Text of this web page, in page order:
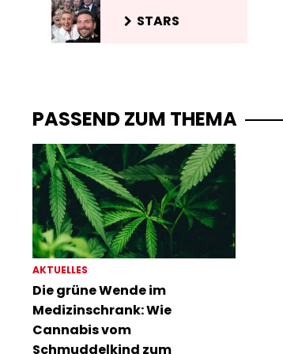
STARS
PASSEND ZUM THEMA
AKTUELLES
Die grüne Wende im
Medizinschrank: Wie
Cannabis vom
Schmuddelkind zum